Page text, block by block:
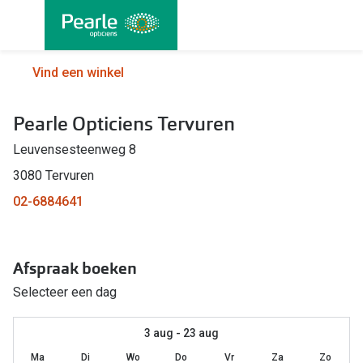
Alle brillen
Herenbrillen
Kinderbrillen
Soorten brillen
Multifocale bril
Blauw-violet licht filter bril
Kant en klare leesbrillen
Vind een winkel
Pearle Opticiens Tervuren
Leuvensesteenweg 8
3080 Tervuren
02-6884641
Afspraak boeken
Selecteer een dag
3 aug - 23 aug
Ma Di Wo Do Vr Za Zo